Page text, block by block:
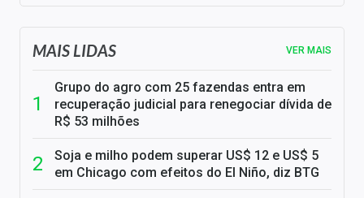
MAIS LIDAS VER MAIS
Grupo do agro com 25 fazendas entra em
recuperação judicial para renegociar dívida de
R$ 53 milhões
Soja e milho podem superar US$ 12 e US$ 5
em Chicago com efeitos do El Niño, diz BTG